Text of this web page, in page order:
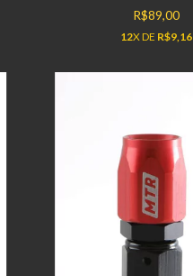
R$89,00
12X DE R$9,16